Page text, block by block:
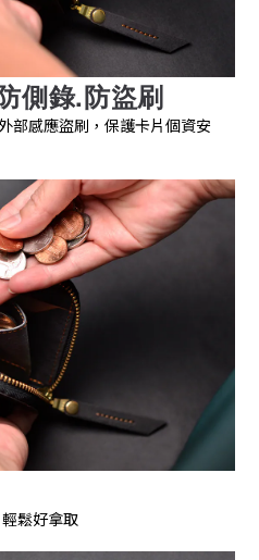
側錄.防盜刷
部感應盜刷，保護卡片個資安
鬆好拿取